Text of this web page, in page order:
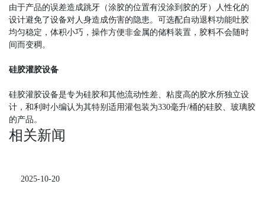
由于产品的误差造成跳牙（涂胶的位置有没涂到胶的牙）人性化的
设计避免了设备对人身造成伤害的隐患。可选配自动退料功能吐胶
均匀稳定，体积小巧，操作方便非金属的储料装置，胶料不会随时
间而变稠。
硅胶灌胶设备
硅胶灌胶设备是专为硅胶和其他流动性差、粘度高的胶水所独立设
计，和利时小编认为其特别适用灌包装为330毫升/桶的硅胶、玻璃胶
的产品。
相关新闻
2025-10-20